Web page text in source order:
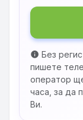
info Без
пишете
оператор
часа, за да
Ви.